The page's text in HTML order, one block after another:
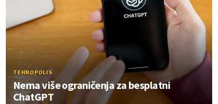
TEHNOPOLIS
Nema više ograničenja za besplatni
ChatGPT